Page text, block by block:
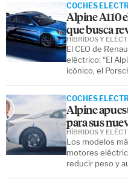
COCHES
Alpine A110
que busca
El CEO de
eléctrico: “El
icónico, el
HÍBRIDOS Y
COCHES
Alpine
para sus
Los modelos
motores
reducir peso y
HÍBRIDOS Y